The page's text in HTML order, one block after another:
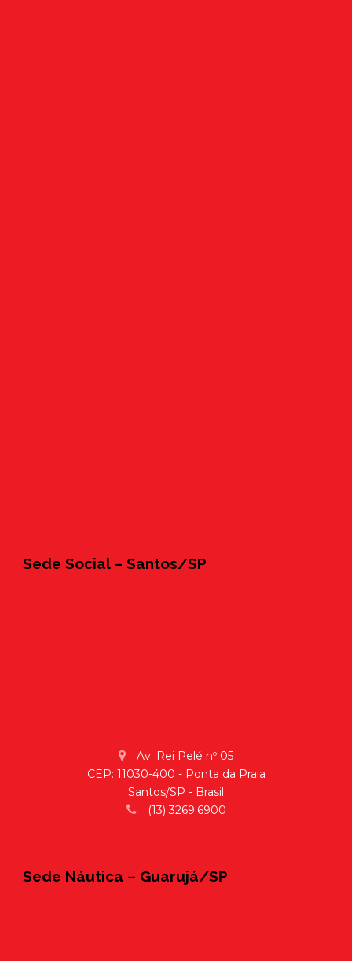
Sede Social – Santos/SP
Av. Rei Pelé nº 05
CEP: 11030-400 - Ponta da Praia
Santos/SP - Brasil
(13) 3269.6900
Sede Náutica – Guarujá/SP